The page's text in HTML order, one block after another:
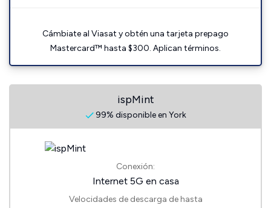
Cámbiate al Viasat y obtén una tarjeta prepago
Mastercard™ hasta $300. Aplican términos.
ispMint
99% disponible en York
Conexión:
Internet 5G en casa
Velocidades de descarga de hasta